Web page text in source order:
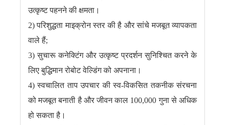
उत्कृष्ट पहनने की क्षमता।
2) परिशुद्धता माइक्रोन स्तर की है और सांचे मजबूत व्यापकता
वाले हैं;
3) सुचारू कनेक्टिंग और उत्कृष्ट प्रदर्शन सुनिश्चित करने के
लिए बुद्धिमान रोबोट वेल्डिंग को अपनाना।
4) स्वचालित ताप उपचार की स्व-विकसित तकनीक संरचना
को मजबूत बनाती है और जीवन काल 100,000 गुना से अधिक
हो सकता है।